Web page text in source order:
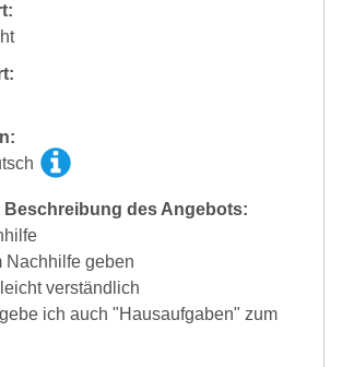
des Angebots:
Nachhilfe geben
verständlich
ich auch "Hausaufgaben" zum